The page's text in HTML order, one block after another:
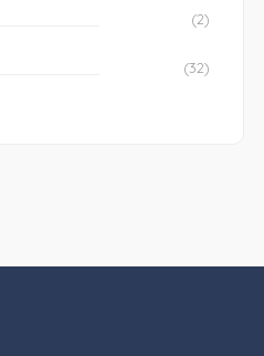
(2)
(32)